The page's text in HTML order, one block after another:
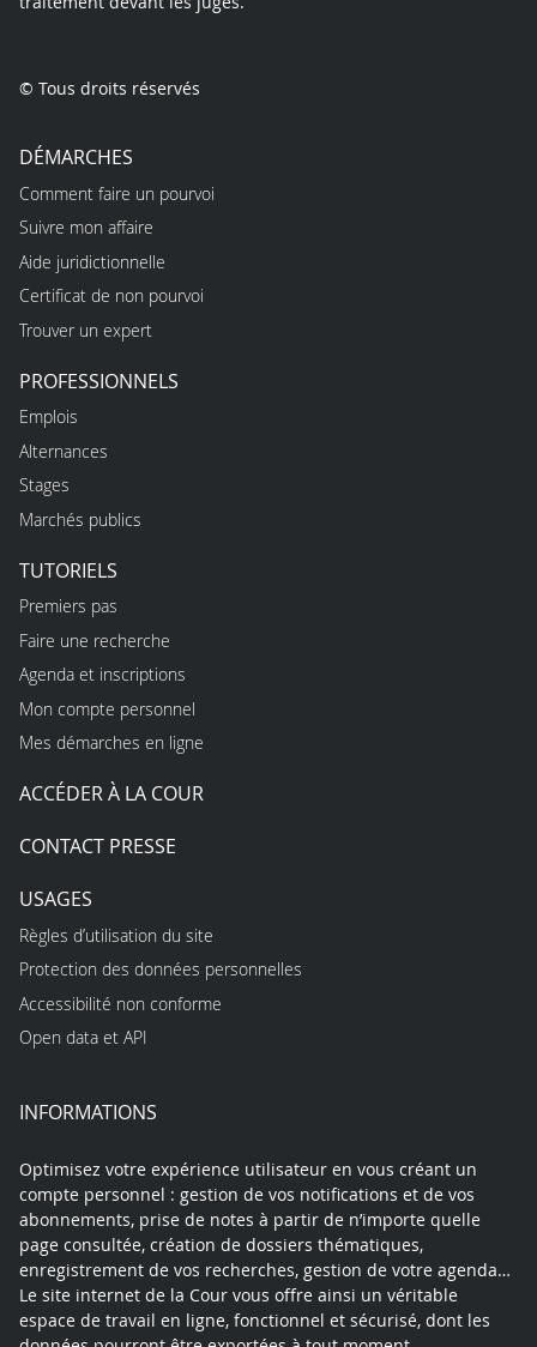
© Tous droits réservés
DÉMARCHES
Comment faire un pourvoi
Suivre mon affaire
Aide juridictionnelle
Certificat de non pourvoi
Trouver un expert
PROFESSIONNELS
Emplois
Alternances
Stages
Marchés publics
TUTORIELS
Premiers pas
Faire une recherche
Agenda et inscriptions
Mon compte personnel
Mes démarches en ligne
ACCÉDER À LA COUR
CONTACT PRESSE
USAGES
Règles d’utilisation du site
Protection des données personnelles
Accessibilité non conforme
Open data et API
INFORMATIONS
Optimisez votre expérience utilisateur en vous créant un
compte personnel : gestion de vos notifications et de vos
abonnements, prise de notes à partir de n’importe quelle
page consultée, création de dossiers thématiques,
enregistrement de vos recherches, gestion de votre agenda…
Le site internet de la Cour vous offre ainsi un véritable
espace de travail en ligne, fonctionnel et sécurisé, dont les